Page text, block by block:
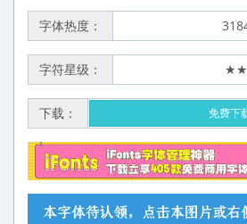
字体热度：
字符星级：
下载： 免费下